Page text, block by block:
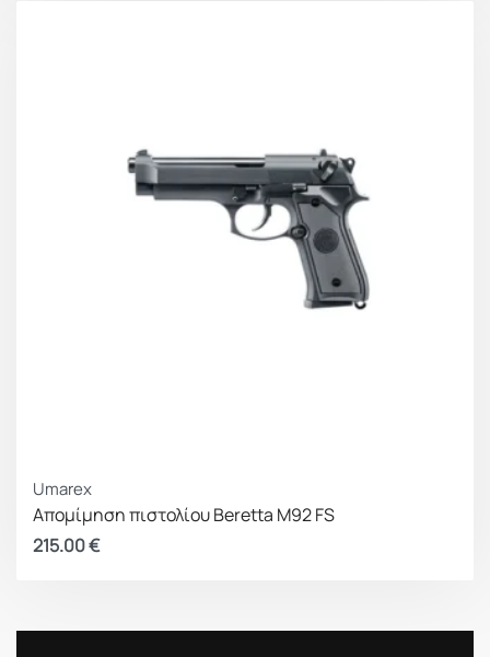
Umarex
Απομίμηση πιστολίου Beretta M92 FS
215.00€